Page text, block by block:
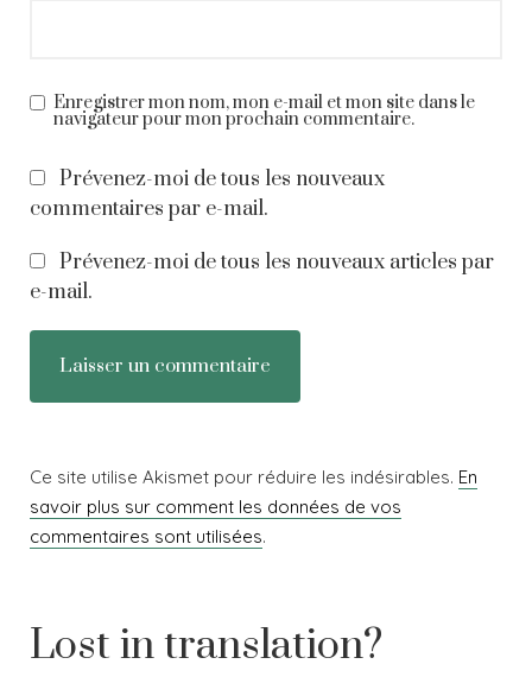
Enregistrer mon nom, mon e-mail et mon site dans le
navigateur pour mon prochain commentaire.
Prévenez-moi de tous les nouveaux
commentaires par e-mail.
Prévenez-moi de tous les nouveaux articles par
e-mail.
Ce site utilise Akismet pour réduire les indésirables. En
savoir plus sur comment les données de vos
commentaires sont utilisées.
Lost in translation?